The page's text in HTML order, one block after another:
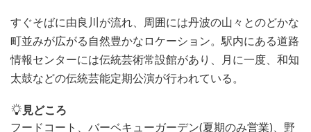
すぐそばに由良川が流れ、周囲には丹波の山々とのどかな
町並みが広がる自然豊かなロケーション。駅内にある道路
情報センターには伝統芸術常設館があり、月に一度、和知
太鼓などの伝統芸能定期公演が行われている。
見どころ
フードコート、バーベキューガーデン(夏期のみ営業)、野